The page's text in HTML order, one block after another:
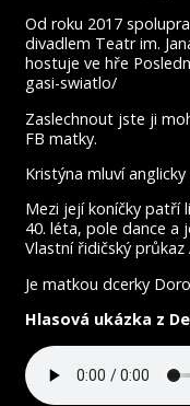
Od roku 2017
divadlem Teatr im.
hostuje ve hře
gasi-swiatlo/
Zaslechnout jste ji
FB matky.
Kristýna mluví
Mezi její koníčky patří
40. léta, pole dance a
Vlastní řidičský průkaz
Je matkou dcerky
Hlasová ukázka z